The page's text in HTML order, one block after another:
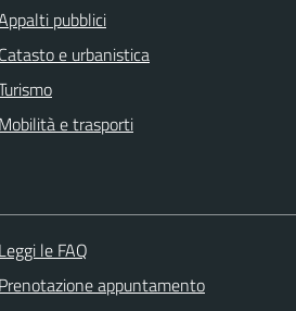
pubblici
Catasto e urbanistica
Mobilità e trasporti
Leggi le FAQ
Prenotazione appuntamento